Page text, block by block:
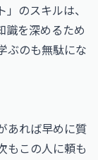
のスキルは、
識を深めるため
ぶのも無駄にな
あれば早めに質
もこの人に頼も